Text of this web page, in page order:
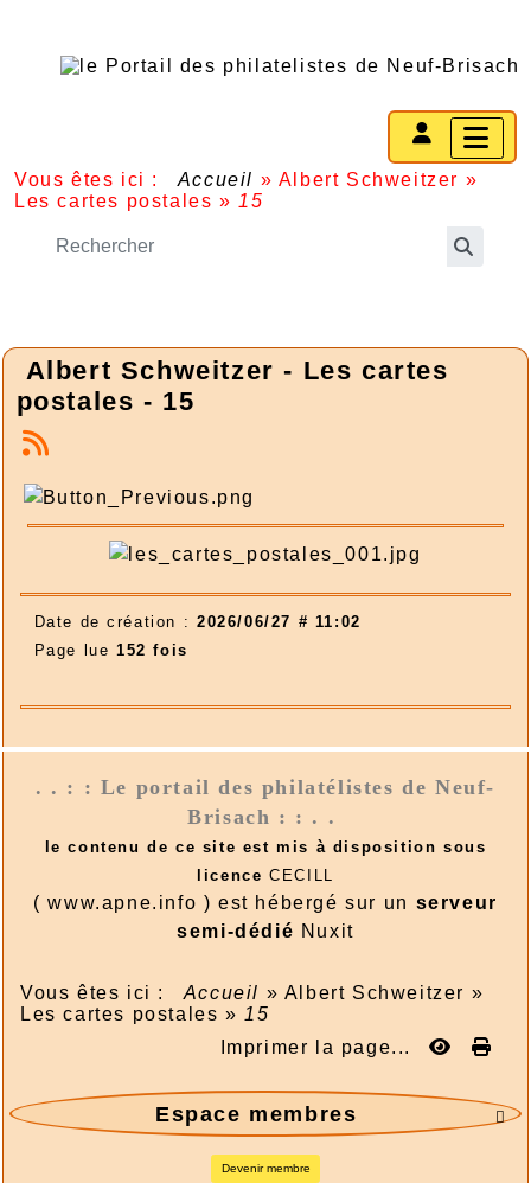
Vous êtes ici : Accueil » Albert Schweitzer »
Les cartes postales » 15
Albert Schweitzer - Les cartes
postales - 15
Date de création : 2026/06/27 # 11:02
Page lue 152 fois
. . : : Le portail des philatélistes de Neuf-
Brisach : : . .
le contenu de ce site est mis à disposition sous
licence CECILL
( www.apne.info ) est hébergé sur un serveur
semi-dédié Nuxit
Vous êtes ici : Accueil » Albert Schweitzer »
Les cartes postales » 15
Imprimer la page...

Espace membres
Devenir membre